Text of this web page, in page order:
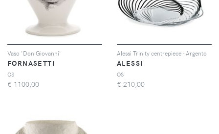
Vaso 'Don Giovanni'
FORNASETTI
OS
€ 1100,00
Alessi Trinity centrepiece - Argento
ALESSI
OS
€ 210,00